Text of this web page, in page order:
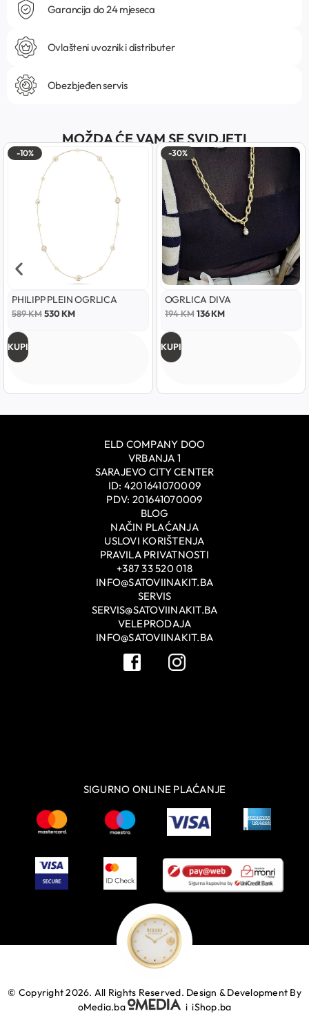
Garancija do 24 mjeseca
Ovlašteni uvoznik i distributer
Obezbjeđen servis
MOŽDA ĆE VAM SE SVIDJETI
-10%
PHILIPP PLEIN OGRLICA
589KM530KM
KUPI
-30%
OGRLICA DIVA
194KM 136KM
KUPI
ELD COMPANY DOO
VRBANJA 1
SARAJEVO CITY CENTER
ID: 4201641070009
PDV: 201641070009
BLOG
NAČIN PLAĆANJA
USLOVI KORIŠTENJA
PRAVILA PRIVATNOSTI
+387 33 520 018
INFO@SATOVIINAKIT.BA
SERVIS
SERVIS@SATOVIINAKIT.BA
VELEPRODAJA
INFO@SATOVIINAKIT.BA
SIGURNO ONLINE PLAĆANJE
© Copyright 2026. All Rights Reserved. Design & Development By
oMedia.ba
iiShop.ba